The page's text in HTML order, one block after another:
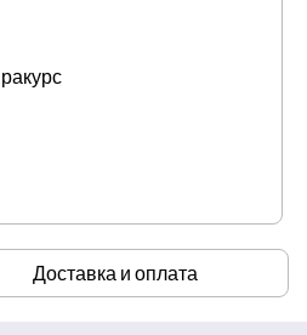
Доставка и оплата